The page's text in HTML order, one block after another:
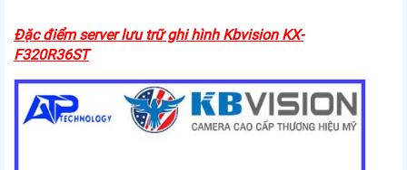
Đặc điểm server lưu trữ ghi hình Kbvision KX-
F320R36ST